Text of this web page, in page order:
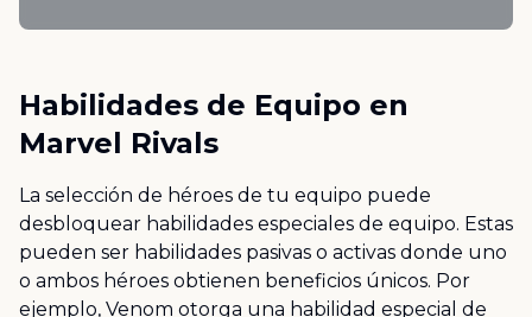
Habilidades de Equipo en
Marvel Rivals
La selección de héroes de tu equipo puede
desbloquear habilidades especiales de equipo. Estas
pueden ser habilidades pasivas o activas donde uno
o ambos héroes obtienen beneficios únicos. Por
ejemplo, Venom otorga una habilidad especial de